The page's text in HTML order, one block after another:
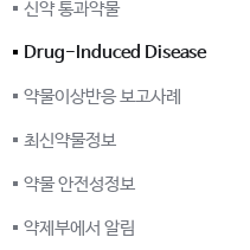
신약 통과약물
Drug-Induced Disease
약물이상반응 보고사례
최신약물정보
약물 안전성정보
약제부에서 알림